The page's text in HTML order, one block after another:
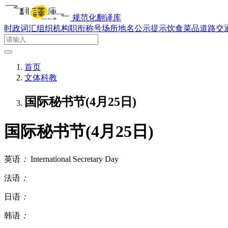
规范化翻译库
时政词汇组织机构职衔称号场所地名公示提示饮食菜品道路交
首页
文体科教
国际秘书节(4月25日)
国际秘书节(4月25日)
英语 ： International Secretary Day
法语 ：
日语 ：
韩语 ：